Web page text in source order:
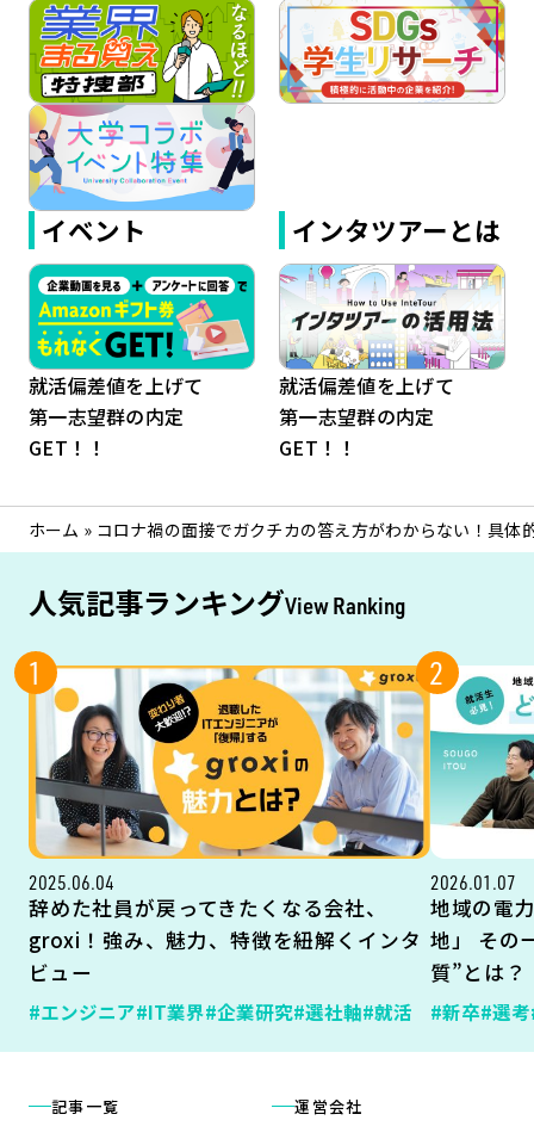
イベント
就活偏差値を上げて
第一志望群の内定
GET！！
インタツアーとは
就活偏差値を上げて
第一志望群の内定
GET！！
ホーム » コロナ禍の面接でガクチカの答え方がわからない！具体
人気記事ランキングView Ranking
1
2025.06.04
辞めた社員が戻ってきたくなる会社、
groxi！強み、魅力、特徴を紐解くインタ
ビュー
#エンジニア#IT業界#企業研究#選社軸#就活
2
2026.01.07
地域の電
地」 その
質”とは？
#新卒#選考
記事一覧 運営会社